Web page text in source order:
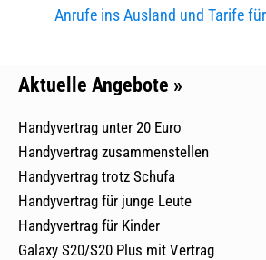
Anrufe ins Ausland und Tarife
Aktuelle Angebote »
Handyvertrag unter 20 Euro
Handyvertrag zusammenstellen
Handyvertrag trotz Schufa
Handyvertrag für junge Leute
Handyvertrag für Kinder
Galaxy S20/S20 Plus mit Vertrag